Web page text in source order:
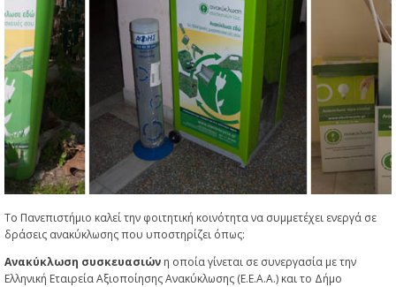
Το Πανεπιστήμιο καλεί την φοιτητική κοινότητα να συμμετέχει ενεργά σε
δράσεις ανακύκλωσης που υποστηρίζει όπως:
Ανακύκλωση συσκευασιών η οποία γίνεται σε συνεργασία με την
Ελληνική Εταιρεία Αξιοποίησης Ανακύκλωσης (Ε.Ε.Α.Α.) και το Δήμο